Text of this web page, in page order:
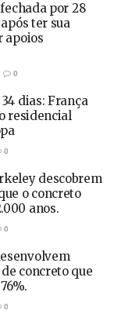
por 28
ter sua
apoios
0
dias: França
residencial
0
descobrem
o concreto
anos.
0
concreto que
0